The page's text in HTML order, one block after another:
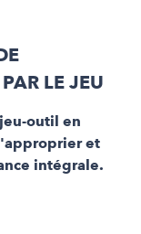
LE JEU
outil en
et
intégrale.